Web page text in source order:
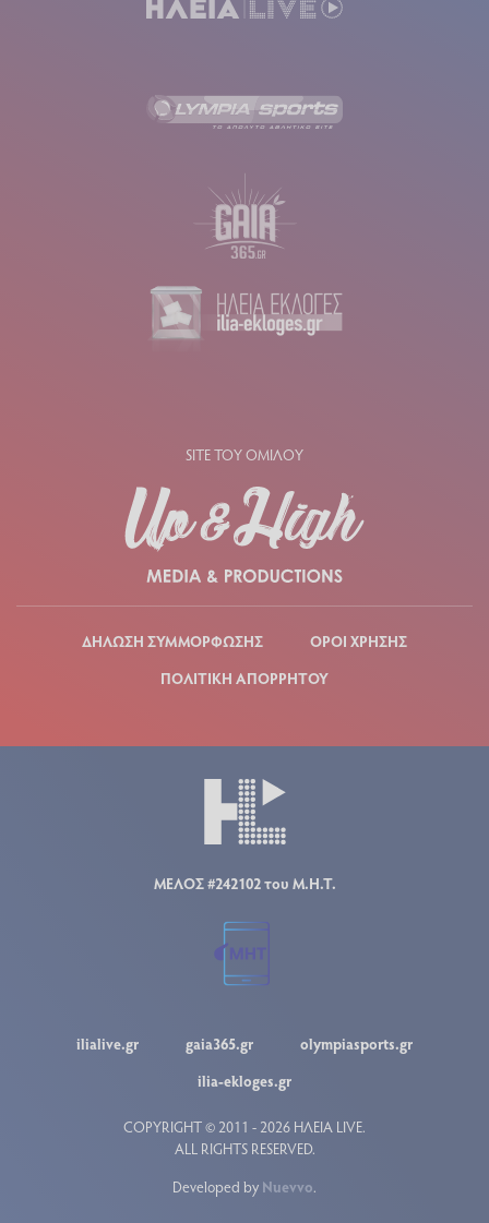
SITE ΤΟΥ ΟΜΙΛΟΥ
ΔΗΛΩΣΗ ΣΥΜΜΟΡΦΩΣΗΣ
ΟΡΟΙ ΧΡΗΣΗΣ
ΠΟΛΙΤΙΚΗ ΑΠΟΡΡΗΤΟΥ
ΜΕΛΟΣ #242102 του Μ.Η.Τ.
ilialive.gr gaia365.gr
olympiasports.gr
ilia-ekloges.gr
COPYRIGHT © 2011 - 2026 ΗΛΕΙΑ LIVE.
ALL RIGHTS RESERVED.
Developed by Nuevvo.